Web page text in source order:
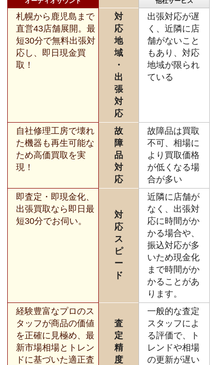
札幌から鹿児島まで
直営43店舗展開。最
短30分で無料出張対
応し、即日現金買
取！
対
応
地
域
・
出
張
対
応
出張対応が遅
く、近隣に店
舗がないこと
もあり、対応
地域が限られ
ている
自社修理工房で壊れ
た機器も再生可能な
ため高価買取を実
現！
故
障
品
対
応
故障品は買取
不可、相場に
より買取価格
が低くなる場
合が多い
即査定・即現金化、
出張買取なら即日最
短30分でお伺い。
対
応
ス
ピ
ー
ド
近隣に店舗が
なく、出張対
応に時間がか
かる場合や、
振込対応が多
いため現金化
まで時間がか
かることがあ
ります。
経験豊富なプロのス
タッフが商品の価値
を正確に見極め、最
新市場相場とトレン
ドに基づいた適正査
査
定
精
度
一般的な査定
スタッフによ
る評価で、ト
レンドや相場
の更新が遅い